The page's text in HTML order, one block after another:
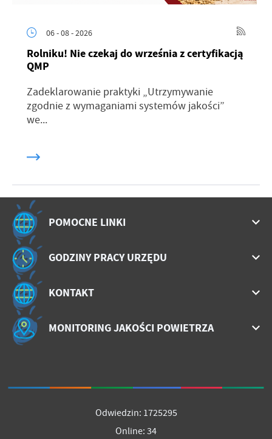
06 - 08 - 2026
Rolniku! Nie czekaj do września z certyfikacją
QMP
Zadeklarowanie praktyki „Utrzymywanie
zgodnie z wymaganiami systemów jakości”
we...
POMOCNE LINKI
GODZINY PRACY URZĘDU
KONTAKT
MONITORING JAKOŚCI POWIETRZA
Odwiedzin: 1725295
Online: 34